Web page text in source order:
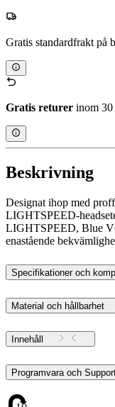
Gratis standardfrakt på
Gratis returer inom 30
Beskrivning
Designat ihop med
LIGHTSPEED-
LIGHTSPEED, Blue
enastående
Specifikationer och
Material och hållbarhet
Innehåll
Programvara och